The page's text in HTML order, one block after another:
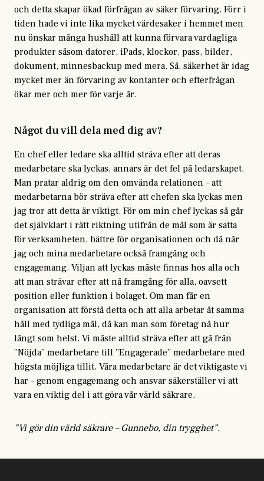
och detta skapar ökad förfrågan av säker förvaring. Förr i
tiden hade vi inte lika mycket värdesaker i hemmet men
nu önskar många hushåll att kunna förvara vardagliga
produkter såsom datorer, iPads, klockor, pass, bilder,
dokument, minnesbackup med mera. Så, säkerhet är idag
mycket mer än förvaring av kontanter och efterfrågan
ökar mer och mer för varje år.
Något du vill dela med dig av?
En chef eller ledare ska alltid sträva efter att deras
medarbetare ska lyckas, annars är det fel på ledarskapet.
Man pratar aldrig om den omvända relationen – att
medarbetarna bör sträva efter att chefen ska lyckas men
jag tror att detta är viktigt. För om min chef lyckas så går
det självklart i rätt riktning utifrån de mål som är satta
för verksamheten, bättre för organisationen och då når
jag och mina medarbetare också framgång och
engagemang. Viljan att lyckas måste finnas hos alla och
att man strävar efter att nå framgång för alla, oavsett
position eller funktion i bolaget. Om man får en
organisation att förstå detta och att alla arbetar åt samma
håll med tydliga mål, då kan man som företag nå hur
långt som helst. Vi måste alltid sträva efter att gå från
”Nöjda” medarbetare till ”Engagerade” medarbetare med
högsta möjliga tillit. Våra medarbetare är det viktigaste vi
har – genom engagemang och ansvar säkerställer vi att
vara en viktig del i att göra vår värld säkrare.
”Vi gör din värld säkrare – Gunnebo, din trygghet”.